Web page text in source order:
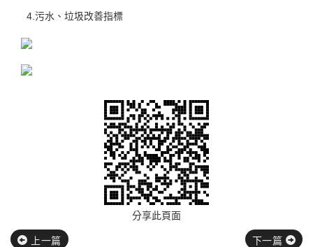
4.污水、垃圾改善指標
分享此頁面
上一篇
下一篇